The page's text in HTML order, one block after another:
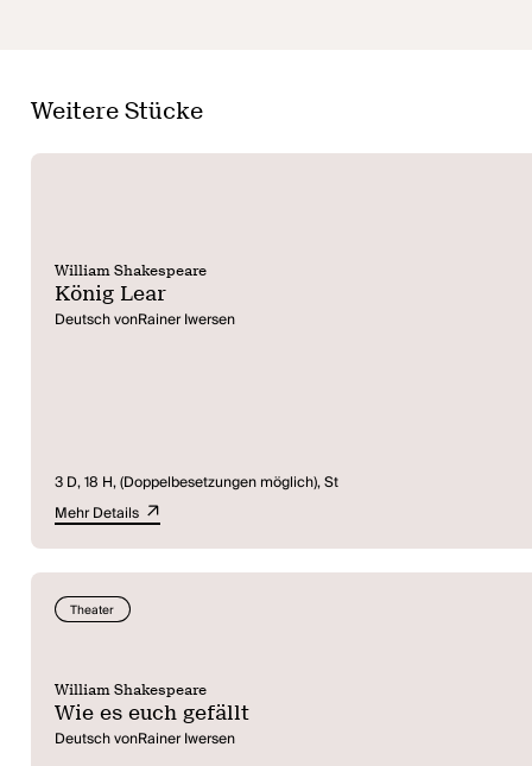
Weitere Stücke
William Shakespeare
König Lear
Deutsch vonRainer Iwersen
3 D, 18 H, (Doppelbesetzungen möglich), St
Mehr Details
Theater
William Shakespeare
Wie es euch gefällt
Deutsch vonRainer Iwersen